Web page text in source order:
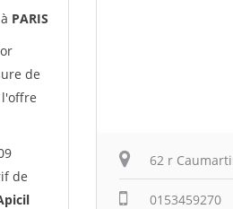
PARIS
de
de
62 r
0153459270